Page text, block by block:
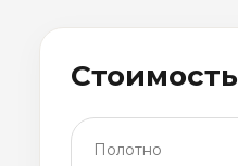
Стоимость
Полотно